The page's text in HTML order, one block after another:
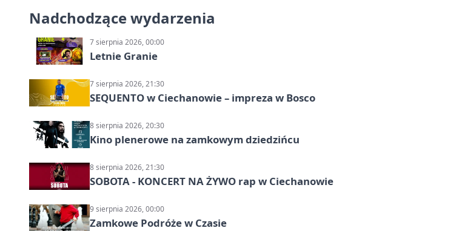
Nadchodzące wydarzenia
7 sierpnia 2026, 00:00
Letnie Granie
7 sierpnia 2026, 21:30
SEQUENTO w Ciechanowie – impreza w Bosco
8 sierpnia 2026, 20:30
Kino plenerowe na zamkowym dziedzińcu
8 sierpnia 2026, 21:30
SOBOTA - KONCERT NA ŻYWO rap w Ciechanowie
9 sierpnia 2026, 00:00
Zamkowe Podróże w Czasie